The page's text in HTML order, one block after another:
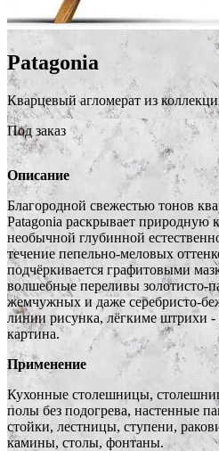
Patagonia
Кварцевый агломерат из
Под заказ
Описание
Благородной свежестью тонов
Patagonia раскрывает природную
необычной глубинной
течение пепельно-меловых
подчёркивается графитовыми
волшебные переливы золотисто-
жемчужных и даже серебристо-
линии рисунка, лёгкиме штрихи -
картина.
Применение
Кухонные столешницы,
полы без подогрева, настенные
стойки, лестницы, ступени,
камины, столы, фонтаны.